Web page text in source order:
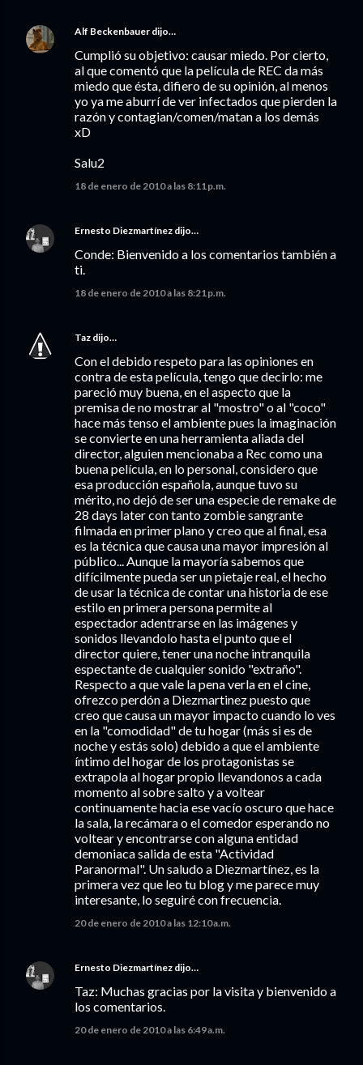
Alf Beckenbauer dijo…
Cumplió su objetivo: causar miedo. Por cierto,
al que comentó que la película de REC da más
miedo que ésta, difiero de su opinión, al menos
yo ya me aburrí de ver infectados que pierden la
razón y contagian/comen/matan a los demás
xD
Salu2
18 de enero de 2010 a las 8:11 p.m.
Ernesto Diezmartínez dijo…
Conde: Bienvenido a los comentarios también a
ti.
18 de enero de 2010 a las 8:21 p.m.
Taz dijo…
Con el debido respeto para las opiniones en
contra de esta película, tengo que decirlo: me
pareció muy buena, en el aspecto que la
premisa de no mostrar al "mostro" o al "coco"
hace más tenso el ambiente pues la imaginación
se convierte en una herramienta aliada del
director, alguien mencionaba a Rec como una
buena película, en lo personal, considero que
esa producción española, aunque tuvo su
mérito, no dejó de ser una especie de remake de
28 days later con tanto zombie sangrante
filmada en primer plano y creo que al final, esa
es la técnica que causa una mayor impresión al
público... Aunque la mayoría sabemos que
difícilmente pueda ser un pietaje real, el hecho
de usar la técnica de contar una historia de ese
estilo en primera persona permite al
espectador adentrarse en las imágenes y
sonidos llevandolo hasta el punto que el
director quiere, tener una noche intranquila
espectante de cualquier sonido "extraño".
Respecto a que vale la pena verla en el cine,
ofrezco perdón a Diezmartinez puesto que
creo que causa un mayor impacto cuando lo ves
en la "comodidad" de tu hogar (más si es de
noche y estás solo) debido a que el ambiente
íntimo del hogar de los protagonistas se
extrapola al hogar propio llevandonos a cada
momento al sobre salto y a voltear
continuamente hacia ese vacío oscuro que hace
la sala, la recámara o el comedor esperando no
voltear y encontrarse con alguna entidad
demoniaca salida de esta "Actividad
Paranormal". Un saludo a Diezmartínez, es la
primera vez que leo tu blog y me parece muy
interesante, lo seguiré con frecuencia.
20 de enero de 2010 a las 12:10 a.m.
Ernesto Diezmartínez dijo…
Taz: Muchas gracias por la visita y bienvenido a
los comentarios.
20 de enero de 2010 a las 6:49 a.m.